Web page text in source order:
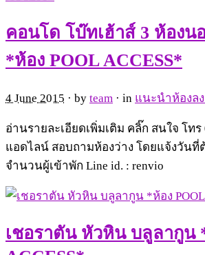
คอนโด โบ๊ทเฮ้าส์ 3 ห้องน
*ห้อง POOL ACCESS*
4 June 2015 · by team · in แนะนำห้องลง
อ่านรายละเอียดเพิ่มเติม คลิ๊ก สนใจ โทร
แอดไลน์ สอบถามห้องว่าง โดยแจ้งวันที่
จำนวนผู้เข้าพัก Line id. : renvio
เชอราตัน หัวหิน บลูลากูน